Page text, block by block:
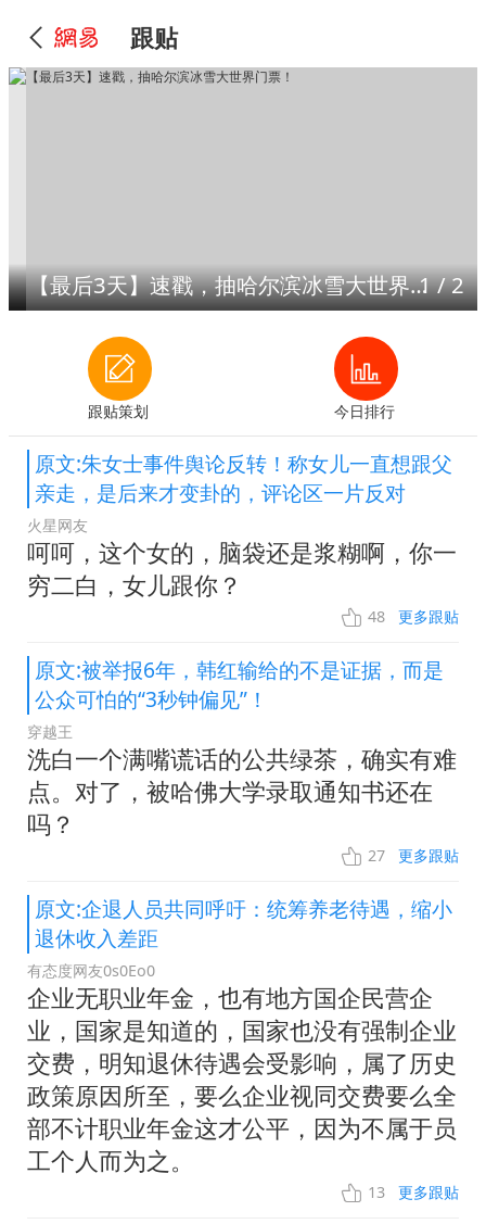
跟贴
【最后3天】速戳，抽哈尔滨冰雪大世界门票！1/2
跟贴策划 今日排行
原文:朱女士事件舆论反转！称女儿一直想跟父
亲走，是后来才变卦的，评论区一片反对
火星网友
呵呵，这个女的，脑袋还是浆糊啊，你一
穷二白，女儿跟你？
48 更多跟贴
原文:被举报6年，韩红输给的不是证据，而是
公众可怕的“3秒钟偏见”！
穿越王
洗白一个满嘴谎话的公共绿茶，确实有难
点。对了，被哈佛大学录取通知书还在
吗？
27 更多跟贴
原文:企退人员共同呼吁：统筹养老待遇，缩小
退休收入差距
有态度网友0s0Eo0
企业无职业年金，也有地方国企民营企
业，国家是知道的，国家也没有强制企业
交费，明知退休待遇会受影响，属了历史
政策原因所至，要么企业视同交费要么全
部不计职业年金这才公平，因为不属于员
工个人而为之。
13 更多跟贴